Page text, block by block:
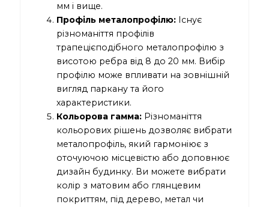
мм і вище.
Профіль металопрофілю: Існує
різноманіття профілів
трапецієподібного металопрофілю з
висотою ребра від 8 до 20 мм. Вибір
профілю може впливати на зовнішній
вигляд паркану та його
характеристики.
Кольорова гамма: Різноманіття
кольорових рішень дозволяє вибрати
металопрофіль, який гармоніює з
оточуючою місцевістю або доповнює
дизайн будинку. Ви можете вибрати
колір з матовим або глянцевим
покриттям, під дерево, метал чи